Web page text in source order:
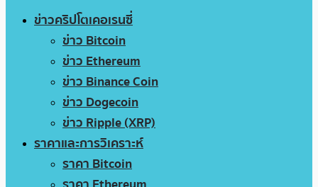
ข่าวคริปโตเคอเรนซี่
ข่าว Bitcoin
ข่าว Ethereum
ข่าว Binance Coin
ข่าว Dogecoin
ข่าว Ripple (XRP)
ราคาและการวิเคราะห์
ราคา Bitcoin